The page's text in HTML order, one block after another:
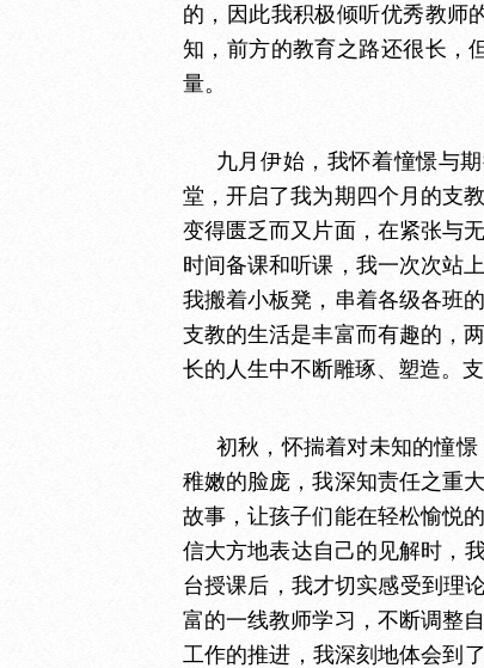
的，因此我积极倾听优秀教师
知，前方的教育之路还很长，
量。
九月伊始，我怀着憧憬与
堂，开启了我为期四个月的支
变得匮乏而又片面，在紧张与
时间备课和听课，我一次次站
我搬着小板凳，串着各级各班
支教的生活是丰富而有趣的，
长的人生中不断雕琢、塑造。
初秋，怀揣着对未知的憧
稚嫩的脸庞，我深知责任之重
故事，让孩子们能在轻松愉悦
信大方地表达自己的见解时，
台授课后，我才切实感受到理
富的一线教师学习，不断调整
工作的推进，我深刻地体会到